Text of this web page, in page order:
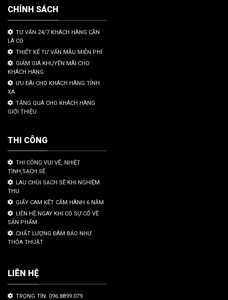
CHÍNH SÁCH
TƯ VẤN 24/7 KHÁCH HÀNG CẦN
LÀ CÓ
THIẾT KẾ TƯ VẤN MẪU MIỄN PHÍ
GIẢM GIÁ KHUYẾN MÃI CHO
KHÁCH HÀNG
ƯU ĐÃI CHO KHÁCH HÀNG TỈNH
XA
TẶNG QUÀ CHO KHÁCH HÀNG
GIỚI THIỆU
THI CÔNG
THI CÔNG VUI VẼ, NHIỆT
TÌNH,SẠCH SẼ
LAU CHÙI SẠCH SẼ KHI NGHIỆM
THU
GIẤY CAM KẾT CẢM HÀNH 6 NĂM
LIÊN HỆ NGAY KHI CÓ SỰ CỐ VỀ
SẢN PHẨM
CHẤT LƯỢNG ĐÀM BẢO NHƯ
THỎA THUẬT
LIÊN HỆ
TRỌNG TÍN: 096.8899.079